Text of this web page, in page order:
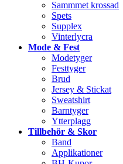
Sammmet krossad
Spets
Supplex
Vinterlycra
Mode & Fest
Modetyger
Festtyger
Brud
Jersey & Stickat
Sweatshirt
Barntyger
Ytterplagg
Tillbehör & Skor
Band
Applikationer